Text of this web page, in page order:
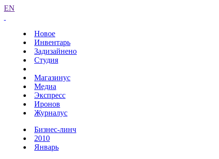
EN
Новое
Инвентарь
Задизайнено
Студия
Магазинус
Медиа
Экспресс
Иронов
Журналус
Бизнес-линч
2010
Январь